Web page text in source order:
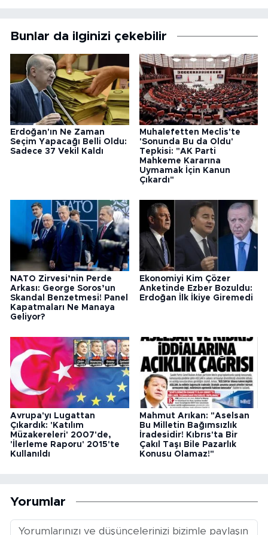
Bunlar da ilginizi çekebilir
Erdoğan'ın Ne Zaman
Seçim Yapacağı Belli Oldu:
Sadece 37 Vekil Kaldı
Muhalefetten Meclis'te
'Sonunda Bu da Oldu'
Tepkisi: "AK Parti
Mahkeme Kararına
Uymamak İçin Kanun
Çıkardı"
NATO Zirvesi’nin Perde
Arkası: George Soros’un
Skandal Benzetmesi! Panel
Kapatmaları Ne Manaya
Geliyor?
Ekonomiyi Kim Çözer
Anketinde Ezber Bozuldu:
Erdoğan İlk İkiye Giremedi
Avrupa'yı Lugattan
Çıkardık: 'Katılım
Müzakereleri' 2007'de,
'İlerleme Raporu' 2015'te
Kullanıldı
Mahmut Arıkan: "Aselsan
Bu Milletin Bağımsızlık
İradesidir! Kıbrıs'ta Bir
Çakıl Taşı Bile Pazarlık
Konusu Olamaz!"
Yorumlar